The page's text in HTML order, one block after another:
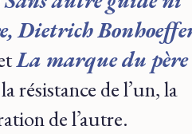
Dietrich
La marque du père
résistance de l’un, la
de l’autre.